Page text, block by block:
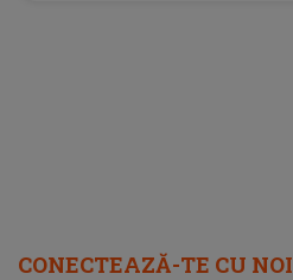
CONECTEAZĂ-TE CU NOI